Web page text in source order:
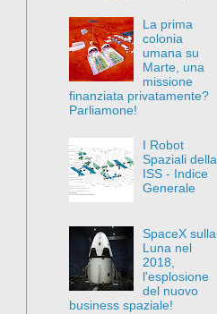
La prima
colonia
umana su
Marte, una
missione
finanziata privatamente?
Parliamone!
I Robot
Spaziali della
ISS - Indice
Generale
SpaceX sulla
Luna nel
2018,
l'esplosione
del nuovo
business spaziale!